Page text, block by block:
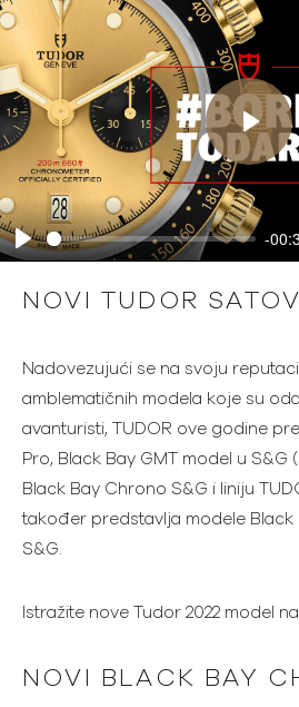
Play
-
Play
NOVI TUDOR
Nadovezujući se na svoju
amblematičnih modela koje su
avanturisti, TUDOR ove godine
Pro, Black Bay GMT model u S&G
Black Bay Chrono S&G i liniju
također predstavlja modele Black
S&G.
Istražite nove Tudor 2022 model na
NOVI BLACK BAY